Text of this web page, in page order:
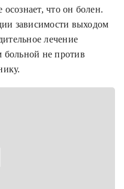
осознает, что он болен.
зависимости выходом
лечение
больной не против